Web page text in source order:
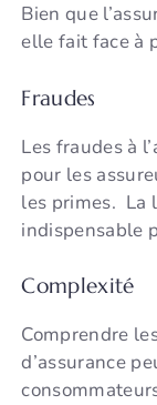
Bien que
elle fait face à
Fraudes
Les fraudes à
pour les
les primes. La
indispensable
Complexité
Comprendre
d’assurance